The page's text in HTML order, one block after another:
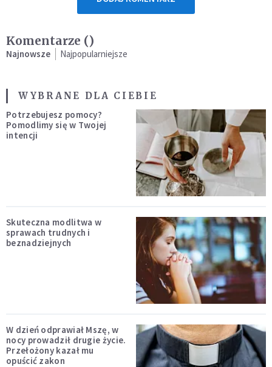
Komentarze ()
Najnowsze Najpopularniejsze
WYBRANE DLA CIEBIE
Potrzebujesz pomocy?
Pomodlimy się w Twojej
intencji
Skuteczna modlitwa w
sprawach trudnych i
beznadziejnych
W dzień odprawiał Mszę, w
nocy prowadził drugie życie.
Przełożony kazał mu
opuścić zakon